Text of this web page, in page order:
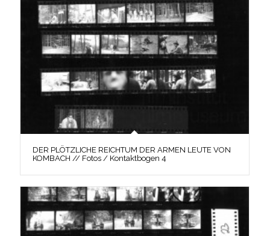
DER PLÖTZLICHE REICHTUM DER ARMEN LEUTE VON
KOMBACH // Fotos / Kontaktbogen 4